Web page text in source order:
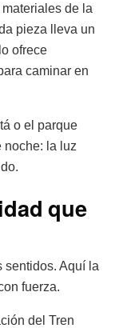
de la
pieza lleva un
ofrece
caminar en
o el parque
noche: la luz
que
sentidos. Aquí la
fuerza.
del Tren